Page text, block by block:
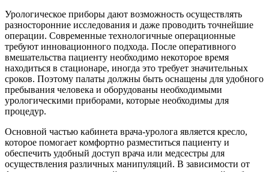
Урологическое приборы дают возможность осуществлять
разносторонние исследования и даже проводить точнейшие
операции. Современные технологичные операционные
требуют инновационного подхода. После оперативного
вмешательства пациенту необходимо некоторое время
находиться в стационаре, иногда это требует значительных
сроков. Поэтому палаты должны быть оснащены для удобного
пребывания человека и оборудованы необходимыми
урологическими приборами, которые необходимы для
процедур.
Основной частью кабинета врача-уролога является кресло,
которое помогает комфортно разместиться пациенту и
обеспечить удобный доступ врача или медсестры для
осуществления различных манипуляций. В зависимости от